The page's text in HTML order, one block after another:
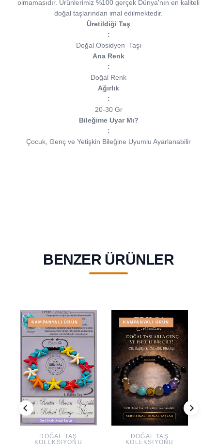
olmamasıdır. Ürünlerimiz %100 gerçek Dünya'nın en kaliteli
doğal taşlarından imal edilmektedir.
Üretildiği Taş
:
Doğal Obsidyen Taşı
Ana Renk
:
Doğal Renk
Ağırlık
:
20-30 Gr
Bileğime Uyar Mı?
:
Çocuk, Genç ve Yetişkin Bileğine Uyumlu Ayarlanabilir
BENZER ÜRÜNLER
KAMPANYALI ÜRÜN
DOĞAL TAŞ
KOLEKSIYONU
KAMPANYALI ÜRÜN
DOĞAL TAŞ
KOLEKSIYONU